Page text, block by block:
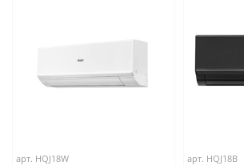
арт. HQJ18W арт. HQJ18B